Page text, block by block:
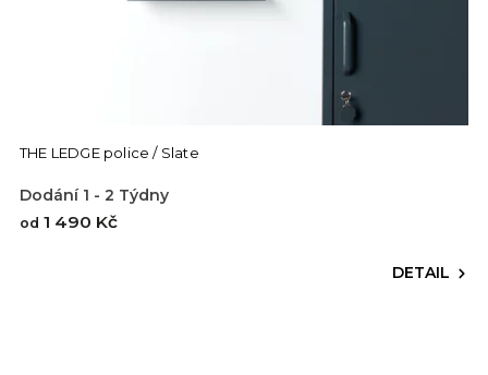
THE LEDGE police / Slate
Dodání 1 - 2 Týdny
od 1 490 Kč
DETAIL